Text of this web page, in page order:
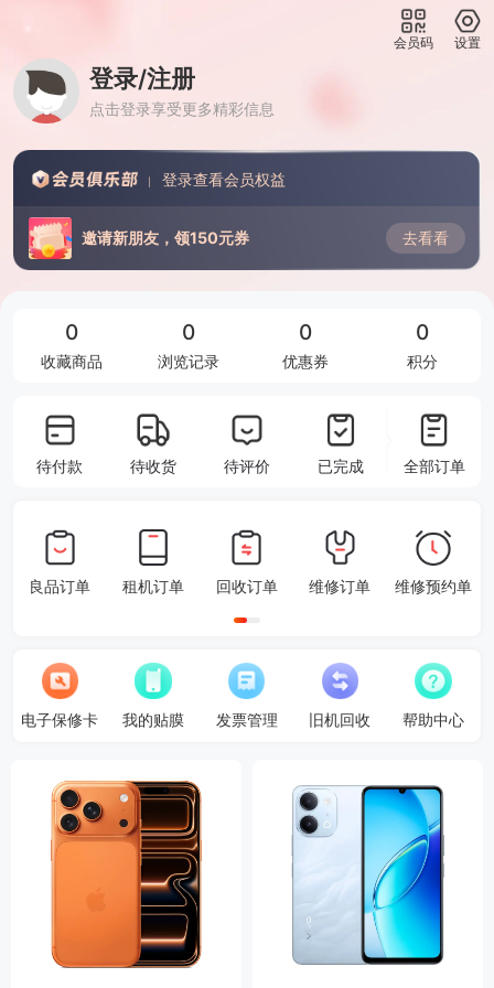
会员码 设置
登录/注册
点击登录享受更多精彩信息
登录查看会员权益
邀请新朋友，领150元券 去看看
0
收藏商品
0
浏览记录
0
优惠券
0
积分
待付款 待收货 待评价 已完成 全部订单
良品订单 租机订单 回收订单 维修订单 维修预约单
电子保修卡 我的贴膜 发票管理 旧机回收 帮助中心